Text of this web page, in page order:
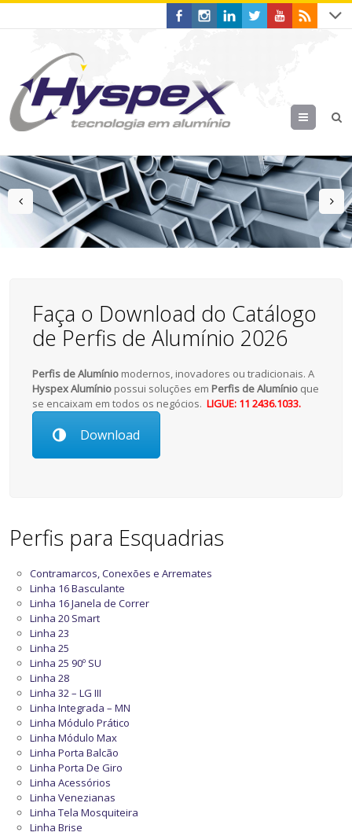
Menu
prev
Faça o Download do Catálogo
de Perfis de Alumínio 2026
Perfis de Alumínio modernos, inovadores ou tradicionais. A
Hyspex Alumínio possui soluções em Perfis de Alumínio que
se encaixam em todos os negócios.LIGUE: 11 2436.1033.
Download
Perfis para Esquadrias
Contramarcos, Conexões e Arremates
Linha 16 Basculante
Linha 16 Janela de Correr
Linha 20 Smart
Linha 23
Linha 25
Linha 25 90º SU
Linha 28
Linha 32 – LG III
Linha Integrada – MN
Linha Módulo Prático
Linha Módulo Max
Linha Porta Balcão
Linha Porta De Giro
Linha Acessórios
Linha Venezianas
Linha Tela Mosquiteira
Linha Brise